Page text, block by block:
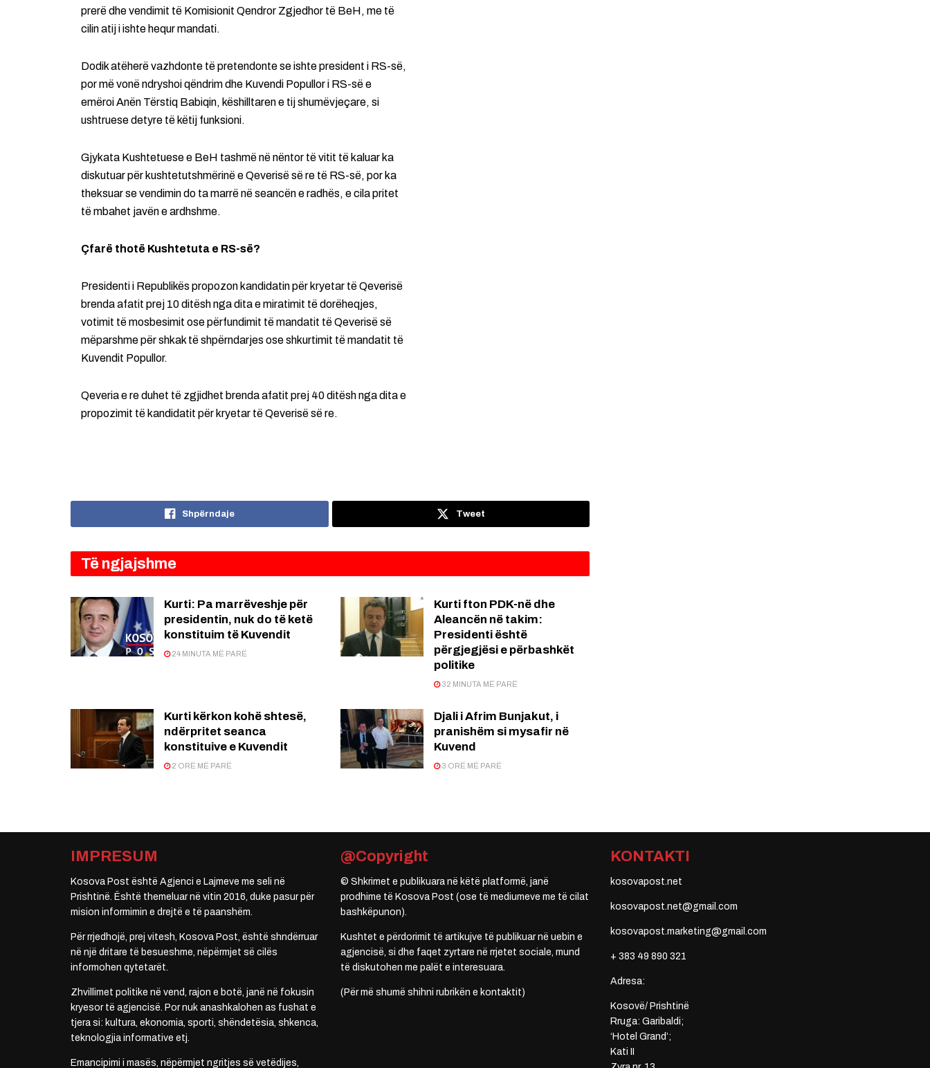
prerë dhe vendimit të Komisionit Qendror Zgjedhor të BeH, me të
cilin atij i ishte hequr mandati.
Dodik atëherë vazhdonte të pretendonte se ishte president i RS-së,
por më vonë ndryshoi qëndrim dhe Kuvendi Popullor i RS-së e
emëroi Anën Tërstiq Babiqin, këshilltaren e tij shumëvjeçare, si
ushtruese detyre të këtij funksioni.
Gjykata Kushtetuese e BeH tashmë në nëntor të vitit të kaluar ka
diskutuar për kushtetutshmërinë e Qeverisë së re të RS-së, por ka
theksuar se vendimin do ta marrë në seancën e radhës, e cila pritet
të mbahet javën e ardhshme.
Çfarë thotë Kushtetuta e RS-së?
Presidenti i Republikës propozon kandidatin për kryetar të Qeverisë
brenda afatit prej 10 ditësh nga dita e miratimit të dorëheqjes,
votimit të mosbesimit ose përfundimit të mandatit të Qeverisë së
mëparshme për shkak të shpërndarjes ose shkurtimit të mandatit të
Kuvendit Popullor.
Qeveria e re duhet të zgjidhet brenda afatit prej 40 ditësh nga dita e
propozimit të kandidatit për kryetar të Qeverisë së re.
Shpërndaje Tweet
Të ngjajshme
Kurti: Pa marrëveshje për
presidentin, nuk do të ketë
konstituim të Kuvendit
24 MINUTA MË PARË
Kurti fton PDK-në dhe
Aleancën në takim:
Presidenti është
përgjegjësi e përbashkët
politike
32 MINUTA MË PARË
Kurti kërkon kohë shtesë,
ndërpritet seanca
konstituive e Kuvendit
2 ORË MË PARË
Djali i Afrim Bunjakut, i
pranishëm si mysafir në
Kuvend
3 ORË MË PARË
IMPRESUM
Kosova Post është Agjenci e Lajmeve me seli në
Prishtinë. Është themeluar në vitin 2016, duke pasur për
mision informimin e drejtë e të paanshëm.
Për rrjedhojë, prej vitesh, Kosova Post, është shndërruar
në një dritare të besueshme, nëpërmjet së cilës
informohen qytetarët.
Zhvillimet politike në vend, rajon e botë, janë në fokusin
kryesor të agjencisë. Por nuk anashkalohen as fushat e
tjera si: kultura, ekonomia, sporti, shëndetësia, shkenca,
teknologjia informative etj.
Emancipimi i masës, nëpërmjet ngritjes së vetëdijes,
@Copyright
© Shkrimet e publikuara në këtë platformë, janë
prodhime të Kosova Post (ose të mediumeve me të cilat
bashkëpunon).
Kushtet e përdorimit të artikujve të publikuar në uebin e
agjencisë, si dhe faqet zyrtare në rrjetet sociale, mund
të diskutohen me palët e interesuara.
(Për më shumë shihni rubrikën e kontaktit)
KONTAKTI
kosovapost.net
kosovapost.net@gmail.com
kosovapost.marketing@gmail.com
+ 383 49 890 321
Adresa:
Kosovë/ Prishtinë
Rruga: Garibaldi;
‘Hotel Grand’;
Kati II